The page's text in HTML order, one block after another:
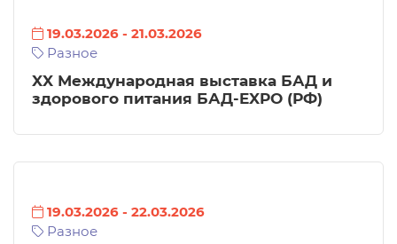
19.03.2026 - 21.03.2026
Разное
XX Международная выставка БАД и
здорового питания БАД-EXPO (РФ)
19.03.2026 - 22.03.2026
Разное